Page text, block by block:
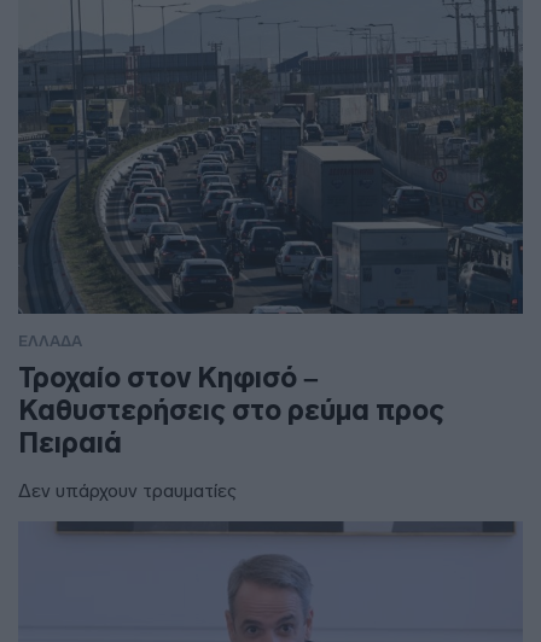
ΕΛΛΑΔΑ
Τροχαίο στον Κηφισό –
Καθυστερήσεις στο ρεύμα προς
Πειραιά
Δεν υπάρχουν τραυματίες